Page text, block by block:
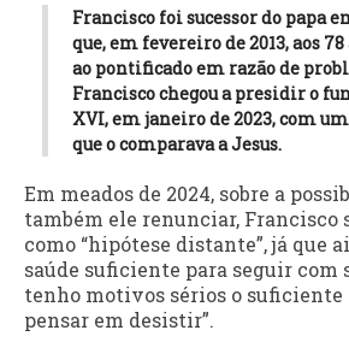
Francisco foi sucessor do papa
que, em fevereiro de 2013, aos
ao pontificado em razão de
Francisco chegou a presidir o
XVI, em janeiro de 2023, com
que o comparava a Jesus.
Em meados de 2024, sobre a
também ele renunciar, Francisco
como “hipótese distante”, já que
saúde suficiente para seguir com
tenho motivos sérios o suficiente
pensar em desistir”.